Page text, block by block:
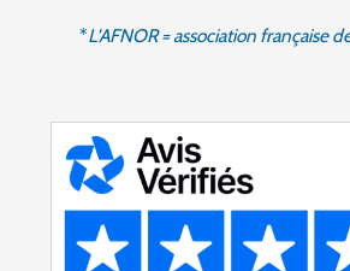
*L'AFNOR = association française